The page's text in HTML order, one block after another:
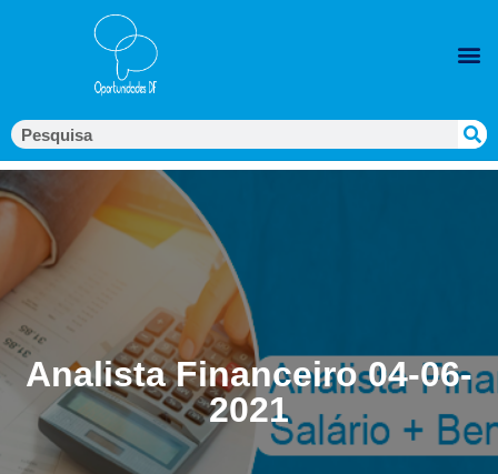
Analista Financeiro 04-06-
2021